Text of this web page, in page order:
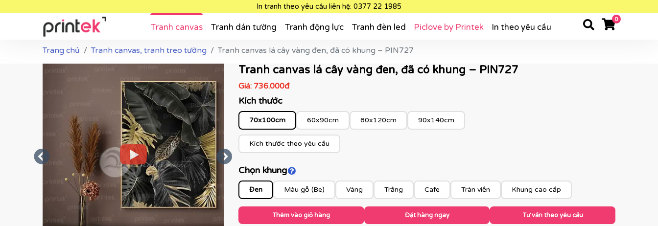
In tranh theo yêu cầu liên hệ: 0377 22 1985
Tranh canvas Tranh dán tường Tranh động lực Tranh đèn led Piclove by Printek In theo yêu cầu
0
Trang chủ Tranh canvas, tranh treo tường Tranh canvas lá cây vàng đen, đã có khung – PIN727
Tranh canvas lá cây vàng đen, đã có khung – PIN727
Giá: 736.000đ
Kích thước
70x100cm 60x90cm 80x120cm 90x140cm
Kích thước theo yêu cầu
Chọn khungClick để xem màu khung
Đen Màu gỗ (Be) Vàng Trắng Cafe Tràn viền Khung cao cấp
Thêm vào giỏ hàng Đặt hàng ngay Tư vấn theo yêu cầu